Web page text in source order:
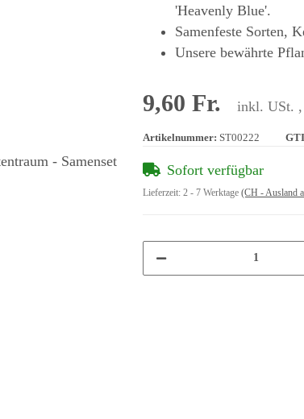
'Heavenly Blue'.
Samenfeste Sorten,
Unsere bewährte
9,60 Fr. inkl. USt. ,
Artikelnummer: ST00222
Sofort verfügbar
Lieferzeit: 2 - 7 Werktage (CH - Ausland